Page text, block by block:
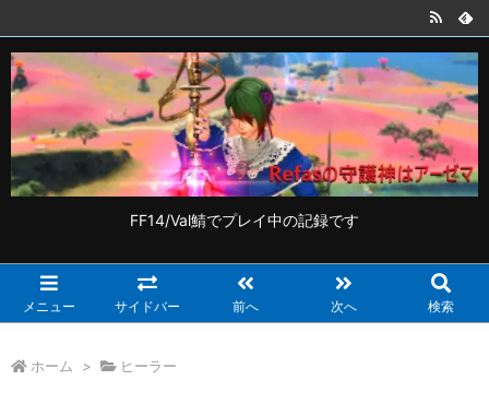
FF14/Val鯖でプレイ中の記録です
メニュー サイドバー 前へ 次へ 検索
ホーム > ヒーラー